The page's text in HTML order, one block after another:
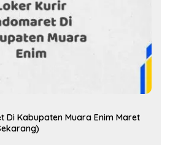
Di Kabupaten Muara Enim Maret